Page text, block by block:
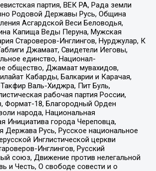
партия, ВЕК РА, Рада земли
Родовой Державы Русь, Община
Асгардской Веси Беловодья,
Капища Веды Перуна, Мужская
Староверов-Инглингов, Нурджулар, К
Джамаат, Свидетели Иеговы,
единство, Национал-
общество, Джамаат мувахидов,
Кабарды, Балкарии и Карачая,
Валь-Хиджра, Пит Буль,
рабочая партия России,
Формат-18, Благородный Орден
народа, Национальная
Инициатива города Череповца,
Держава Русь, Русское национальное
Инглистической церкви
Инглингов, Русский
союз, Движение против нелегальной
и Честь, О свободе совести и о